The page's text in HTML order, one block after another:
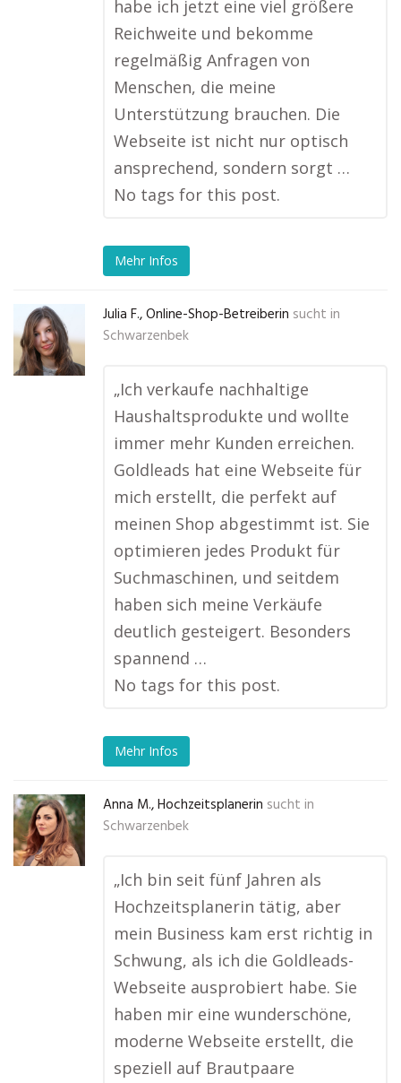
habe ich jetzt eine viel größere
Reichweite und bekomme
regelmäßig Anfragen von
Menschen, die meine
Unterstützung brauchen. Die
Webseite ist nicht nur optisch
ansprechend, sondern sorgt …
No tags for this post.
Mehr Infos
Julia F., Online-Shop-Betreiberin sucht in
Schwarzenbek
„Ich verkaufe nachhaltige
Haushaltsprodukte und wollte
immer mehr Kunden erreichen.
Goldleads hat eine Webseite für
mich erstellt, die perfekt auf
meinen Shop abgestimmt ist. Sie
optimieren jedes Produkt für
Suchmaschinen, und seitdem
haben sich meine Verkäufe
deutlich gesteigert. Besonders
spannend …
No tags for this post.
Mehr Infos
Anna M., Hochzeitsplanerin sucht in
Schwarzenbek
„Ich bin seit fünf Jahren als
Hochzeitsplanerin tätig, aber
mein Business kam erst richtig in
Schwung, als ich die Goldleads-
Webseite ausprobiert habe. Sie
haben mir eine wunderschöne,
moderne Webseite erstellt, die
speziell auf Brautpaare